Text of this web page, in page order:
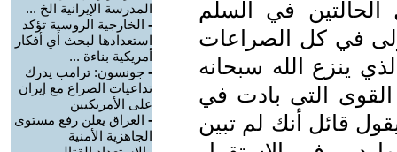
في السلم
في كل الصراعات
ينزع الله سبحانه
التى بادت في
قائل أنك لم تبين
المدرسة الإيرانية الخ ...
- الخارجية الروسية تؤكد
استعدادها لبحث أي أفكار
أمريكية بناءة ...
- جونسون: ترامب يدرك
تداعيات الصراع مع إيران
على الأمريكيين
- العراق يعلن رفع مستوى
الجاهزية الأمنية